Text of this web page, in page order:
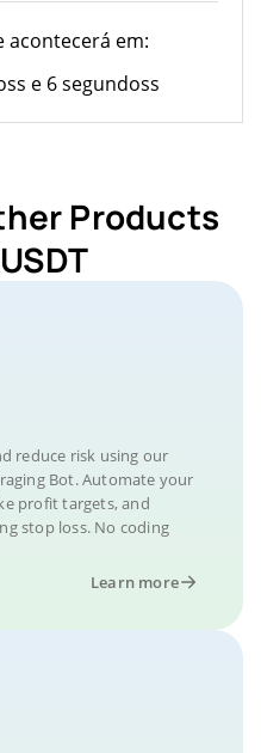
acontecerá em:
e 6 segundoss
Products
reduce risk using our
Bot. Automate your
profit targets, and
stop loss. No coding
Learn more